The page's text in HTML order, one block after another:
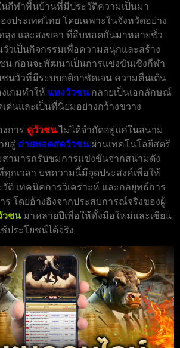
กีฬาพื้นบ้านที่มีประวัติความเป็นมา
ประเทศไทย โดยเฉพาะในจังหวัดอย่าง
ลุง และสงขลา ที่สืบทอดกันมาหลายชั่ว
วเป็นกิจกรรมเพื่อความสนุกและสร้าง
ก่อนจะพัฒนาเป็นการแข่งขันเชิงกีฬา
ชนวัวที่มีระบบกติกาชัดเจน ความตื่นเต้น
เกมทำให้ แทงวัวชนกลายเป็นเอกลักษณ์
ด่นและเป็นที่นิยมอย่างกว้างขวาง
การ ดูวัวชนไม่ได้จำกัดอยู่แค่ในสนาม
ยสู่ ถ่ายทอดสดวัวชนผ่านเทคโนโลยีสตรี
ามารถรับชมการแข่งขันจากสนามดัง
ทุกเวลา บทความนี้มีจุดประสงค์เพื่อให้
ติ เทคนิคการวิเคราะห์ และกลยุทธ์การ
ร โดยอ้างอิงจากประสบการณ์จริงของผู้
วชน มาหลายปีเพื่อให้ทั้งมือใหม่และเซียน
ประโยชน์ได้จริง